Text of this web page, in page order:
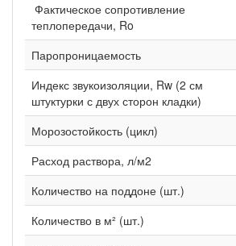
Фактическое сопротивление
теплопередачи, Ro
Паропроницаемость
Индекс звукоизоляции, Rw (2 см
штуктурки с двух сторон кладки)
Морозостойкость (цикл)
Расход раствора, л/м2
Количество на поддоне (шт.)
Количество в м² (шт.)